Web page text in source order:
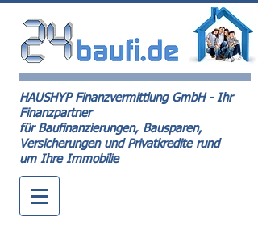
HAUSHYP Finanzvermittlung GmbH - Ihr
Finanzpartner
für Baufinanzierungen, Bausparen,
Versicherungen und Privatkredite rund
um Ihre Immobilie